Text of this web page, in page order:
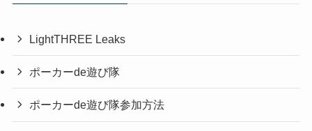
LightTHREE Leaks
ポーカーde遊び隊
ポーカーde遊び隊参加方法